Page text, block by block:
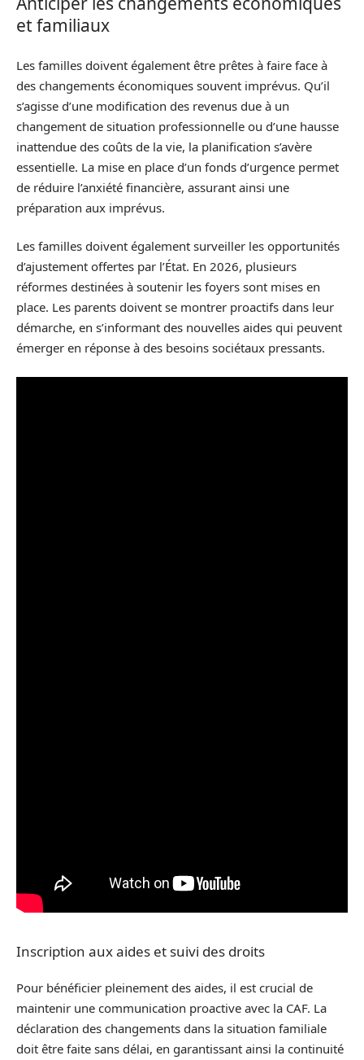
et familiaux
Les familles doivent également être prêtes à faire face à
des changements économiques souvent imprévus. Qu’il
s’agisse d’une modification des revenus due à un
changement de situation professionnelle ou d’une hausse
inattendue des coûts de la vie, la planification s’avère
essentielle. La mise en place d’un fonds d’urgence permet
de réduire l’anxiété financière, assurant ainsi une
préparation aux imprévus.
Les familles doivent également surveiller les opportunités
d’ajustement offertes par l’État. En 2026, plusieurs
réformes destinées à soutenir les foyers sont mises en
place. Les parents doivent se montrer proactifs dans leur
démarche, en s’informant des nouvelles aides qui peuvent
émerger en réponse à des besoins sociétaux pressants.
Inscription aux aides et suivi des droits
Pour bénéficier pleinement des aides, il est crucial de
maintenir une communication proactive avec la CAF. La
déclaration des changements dans la situation familiale
doit être faite sans délai, en garantissant ainsi la continuité